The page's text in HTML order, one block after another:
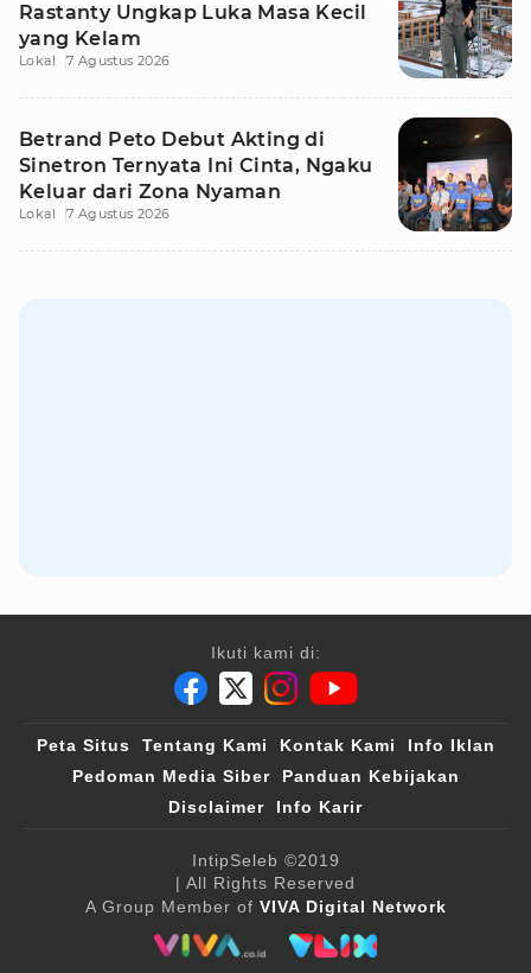
Rastanty Ungkap Luka Masa Kecil
yang Kelam
Lokal 7 Agustus 2026
Betrand Peto Debut Akting di
Sinetron Ternyata Ini Cinta, Ngaku
Keluar dari Zona Nyaman
Lokal 7 Agustus 2026
Ikuti kami di:
Peta Situs Tentang Kami Kontak Kami
Info Iklan
Pedoman Media Siber
Panduan Kebijakan
Disclaimer
Info Karir
IntipSeleb ©2019
| All Rights Reserved
A Group Member of VIVA Digital Network